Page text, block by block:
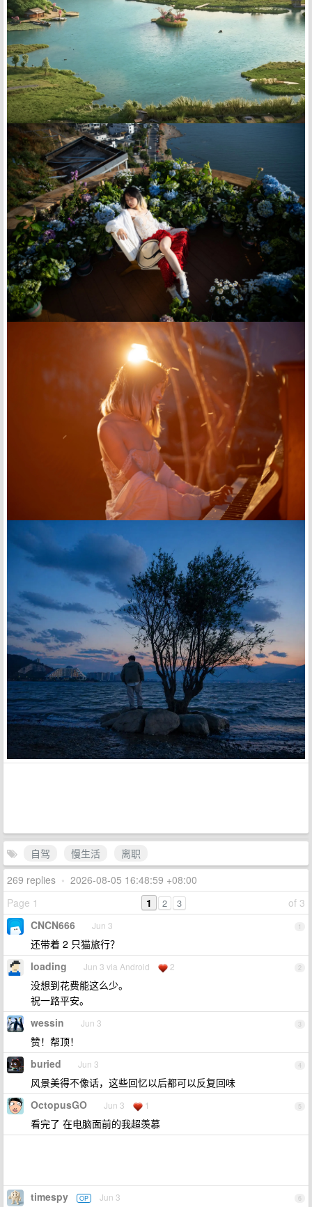
自驾 慢生活
离职
269 replies • 2026-08-05 16:48:59 +08:00
Page 1
of 3
1 2 3
1
CNCN666 Jun 3
还带着 2 只猫旅行？
2
loading Jun 3 via Android 2
没想到花费能这么少。
祝一路平安。
3
wessin Jun 3
赞！帮顶！
4
buried Jun 3
风景美得不像话，这些回忆以后都可以反复回味
5
OctopusGO Jun 3 1
看完了 在电脑面前的我超羡慕
6
timespy OP Jun 3